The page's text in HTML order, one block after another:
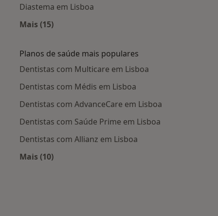
Diastema em Lisboa
Mais (15)
Planos de saúde mais populares
Dentistas com Multicare em Lisboa
Dentistas com Médis em Lisboa
Dentistas com AdvanceCare em Lisboa
Dentistas com Saúde Prime em Lisboa
Dentistas com Allianz em Lisboa
Mais (10)